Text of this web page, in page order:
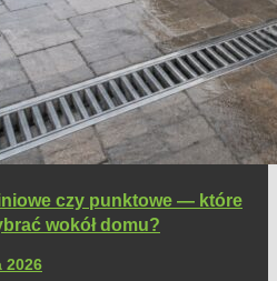
czy punktowe — które
wokół domu?
2026